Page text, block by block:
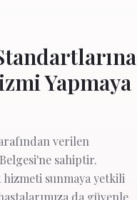
Yapmaya
verilen
sahiptir.
sunmaya yetkili
da güvenle